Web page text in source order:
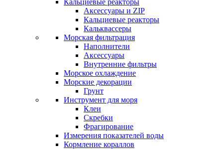
Кальциевые реакторы
Аксессуары и ZIP
Кальциевые реакторы
Кальквассеры
Морская фильтрация
Наполнители
Аксессуары
Внутренние фильтры
Морское охлаждение
Морские декорации
Грунт
Инструмент для моря
Клеи
Скребки
Фрагирование
Измерения показателей воды
Кормление кораллов